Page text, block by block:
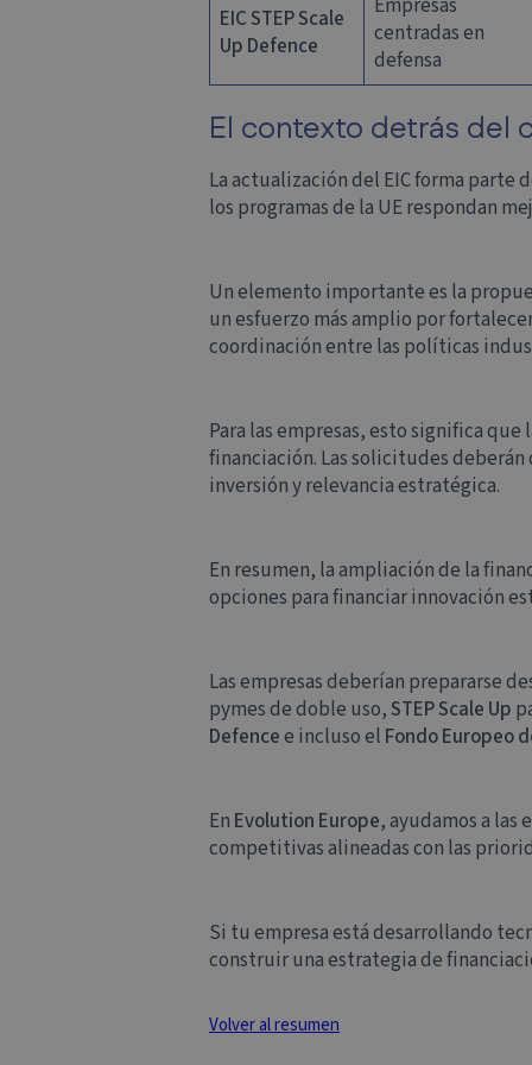
EIC STEP Scale
Up Defence
Empresas
centradas en
defensa
El contexto detrás del
La actualización del EIC forma parte
los programas de la UE respondan
Un elemento importante es la
un esfuerzo más amplio por
coordinación entre las políticas
Para las empresas, esto significa
financiación. Las solicitudes
inversión y relevancia estratégica.
En resumen, la ampliación de la
opciones para financiar innovación
Las empresas deberían prepararse
pymes de doble uso, STEP Scale Up
Defencee incluso el Fondo Europeo
En Evolution Europe, ayudamos a
competitivas alineadas con las
Si tu empresa está desarrollando
construir una estrategia de
Volver al resumen